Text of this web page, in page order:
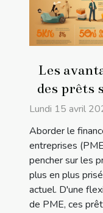
Les
des prêts
Lundi 15 avril
Aborder le
entreprises
pencher sur les
plus en plus
actuel. D'une
de PME, ces